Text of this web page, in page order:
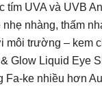
tím UVA và UVB
nhàng, thấm
môi trường – kem
Glow Liquid Eye
ke nhiều hơn